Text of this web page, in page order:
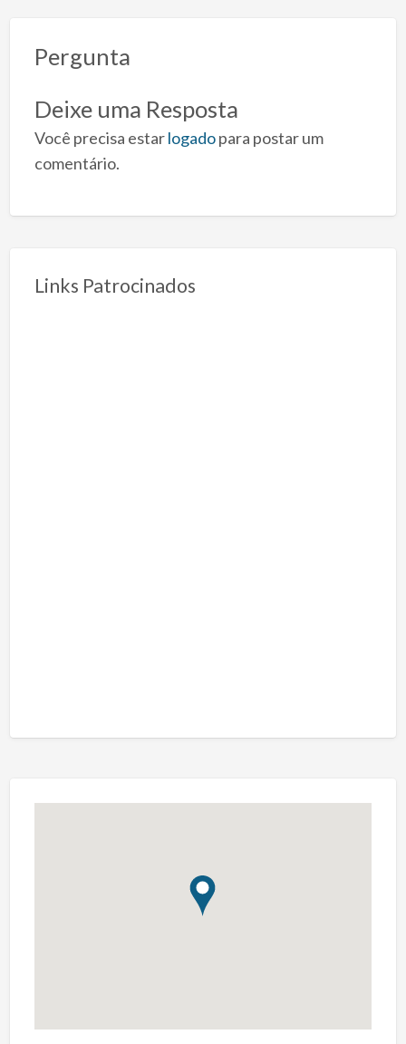
Pergunta
Deixe uma Resposta
Você precisa estarlogadopara postar um
comentário.
Links Patrocinados